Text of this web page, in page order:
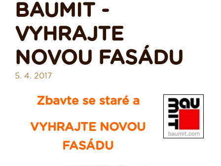
BAUMIT -
VYHRAJTE
NOVOU FASÁDU
5. 4. 2017
Zbavte se staré a
VYHRAJTE NOVOU
FASÁDU